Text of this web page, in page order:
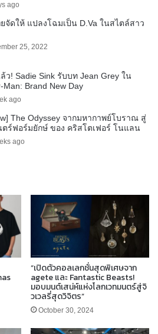
ago
จัดให้ แปลงโฉมเป็น D.Va ในสไตล์สาว
25, 2022
ว! Sadie Sink รับบท Jean Grey ใน
Man: Brand New Day
ago
The Odyssey จากมหากาพย์โบราณ สู่
ร์ฟอร์มยักษ์ ของ คริสโตเฟอร์ โนแลน
ago
“เปิดตัวคอลเลกชั่นสุดพิเศษจาก
agete และ Fantastic Beasts!
มอบมนต์เสน่ห์แห่งโลกเวทมนตร์สู่จิ
วเวลรี่สุดวิจิตร”
October 30, 2024